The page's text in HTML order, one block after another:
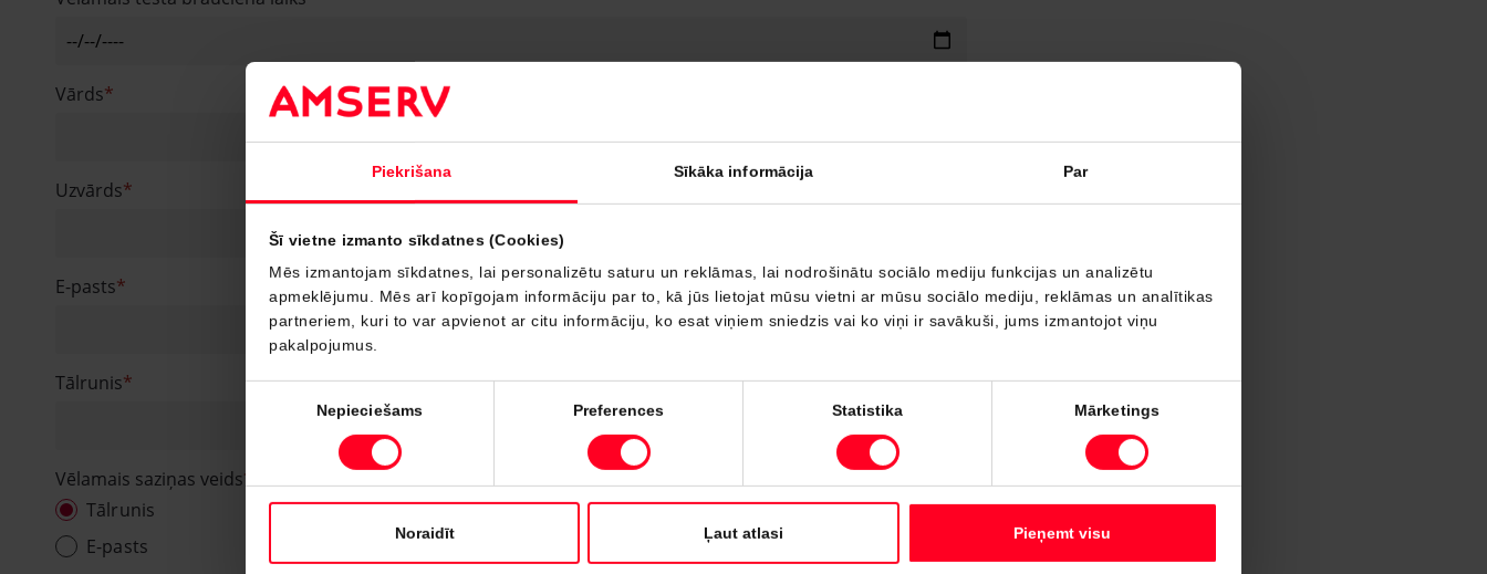
Piekrišana Sīkāka informācija Par
Šī vietne izmanto sīkdatnes (Cookies)
Mēs izmantojam sīkdatnes, lai personalizētu saturu un reklāmas, lai nodrošinātu sociālo mediju funkcijas un analizētu
apmeklējumu. Mēs arī kopīgojam informāciju par to, kā jūs lietojat mūsu vietni ar mūsu sociālo mediju, reklāmas un analītikas
partneriem, kuri to var apvienot ar citu informāciju, ko esat viņiem sniedzis vai ko viņi ir savākuši, jums izmantojot viņu
pakalpojumus.
Nepieciešams Preferences Statistika Mārketings
Noraidīt Ļaut atlasi Pieņemt visu
Vārds
Uzvārds
E-pasts
Tālrunis
Vēlamais saziņas veids
Tālrunis
E-pasts